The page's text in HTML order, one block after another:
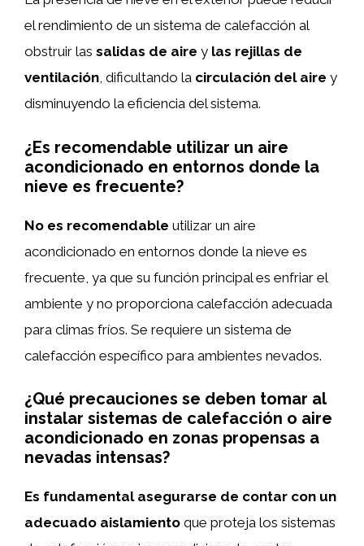
el rendimiento de un sistema de calefacción al
obstruir las salidas de aire y las rejillas de
ventilación, dificultando la circulación del aire y
disminuyendo la eficiencia del sistema.
¿Es recomendable utilizar un aire
acondicionado en entornos donde la
nieve es frecuente?
No es recomendable utilizar un aire
acondicionado en entornos donde la nieve es
frecuente, ya que su función principal es enfriar el
ambiente y no proporciona calefacción adecuada
para climas fríos. Se requiere un sistema de
calefacción específico para ambientes nevados.
¿Qué precauciones se deben tomar al
instalar sistemas de calefacción o aire
acondicionado en zonas propensas a
nevadas intensas?
Es fundamental asegurarse de contar con un
adecuado aislamiento que proteja los sistemas